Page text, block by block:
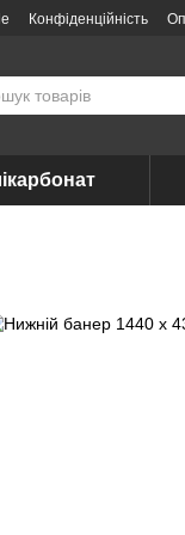
Конфіденційність